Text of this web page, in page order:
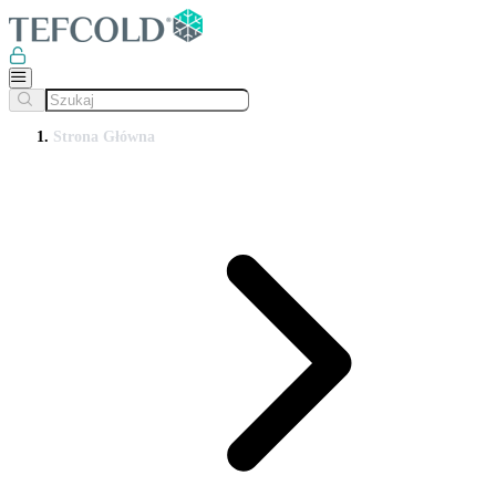
Strona Główna